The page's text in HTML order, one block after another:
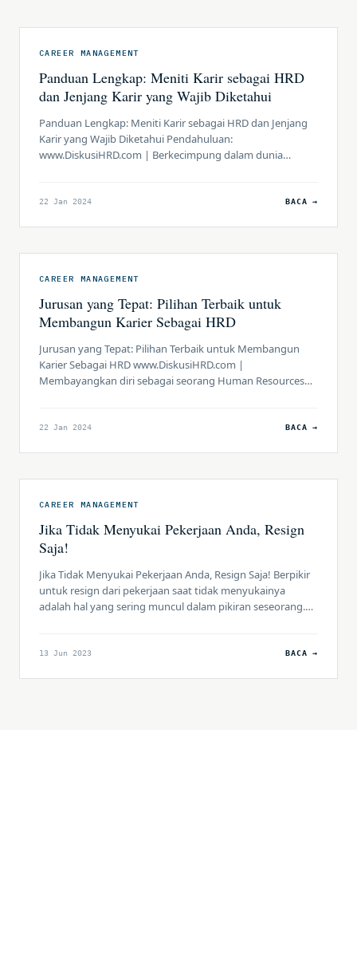
CAREER MANAGEMENT
Panduan Lengkap: Meniti Karir sebagai HRD
dan Jenjang Karir yang Wajib Diketahui
Panduan Lengkap: Meniti Karir sebagai HRD dan Jenjang
Karir yang Wajib Diketahui Pendahuluan:
www.DiskusiHRD.com | Berkecimpung dalam dunia
pengetahuan yang mendalam. Artikel ini memberikan
ditempuh. Bagian 1: Menjadi Seorang HRD […]
22 Jan 2024 BACA →
CAREER MANAGEMENT
Jurusan yang Tepat: Pilihan Terbaik untuk
Membangun Karier Sebagai HRD
Jurusan yang Tepat: Pilihan Terbaik untuk Membangun
Karier Sebagai HRD www.DiskusiHRD.com |
Membayangkan diri sebagai seorang Human Resources
adalah kunci untuk membangun fondasi yang kuat dalam
mereka yang […]
22 Jan 2024 BACA →
CAREER MANAGEMENT
Jika Tidak Menyukai Pekerjaan Anda, Resign
Saja!
Jika Tidak Menyukai Pekerjaan Anda, Resign Saja! Berpikir
untuk resign dari pekerjaan saat tidak menyukainya
adalah hal yang sering muncul dalam pikiran seseorang.
pertimbangan yang perlu dipikirkan sebelum mengambil
13 Jun 2023 BACA →